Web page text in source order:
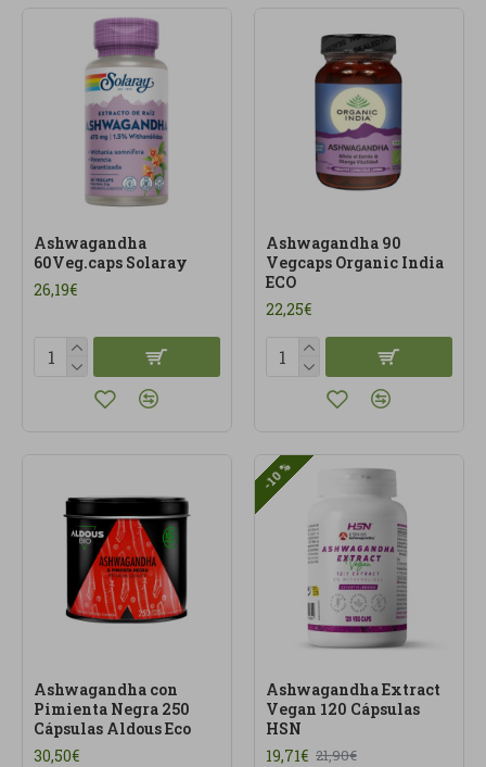
alimentación saludable y suplementos naturales
escogidos con atención. Nuestra categoría de
sistema nervioso está pensada para quienes
quieren recuperar calma, energía mental y
equilibrio con productos de calidad y bien
elegidos.
Ashwagandha
60Veg.caps Solaray
26,19€
Ashwagandha 90
Vegcaps Organic India
ECO
22,25€
Ashwagandha con
Pimienta Negra 250
Cápsulas Aldous Eco
30,50€
-10 %
Ashwagandha Extract
Vegan 120 Cápsulas
HSN
19,71€ 21,90€